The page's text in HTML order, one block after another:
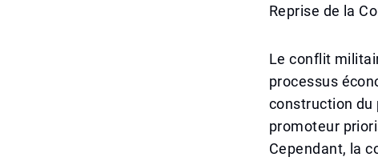
Reprise de la
Le conflit
processus
construction du
promoteur
Cependant, la